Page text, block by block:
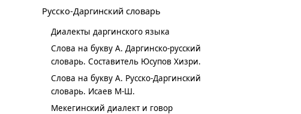
Русско-Даргинский словарь
Диалекты даргинского языка
Слова на букву А. Даргинско-русский
словарь. Составитель Юсупов Хизри.
Слова на букву А. Русско-Даргинский
словарь. Исаев М-Ш.
Мекегинский диалект и говор